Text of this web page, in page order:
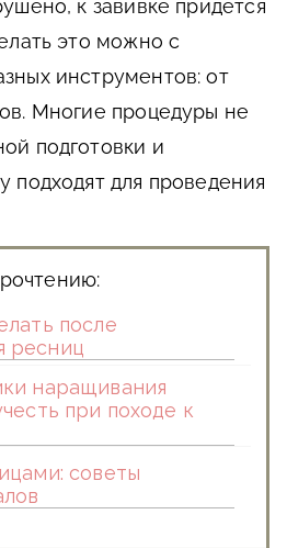
к завивке придется
это можно с
инструментов: от
Многие процедуры не
подготовки и
подходят для проведения
после
ресниц
наращивания
при походе к
советы